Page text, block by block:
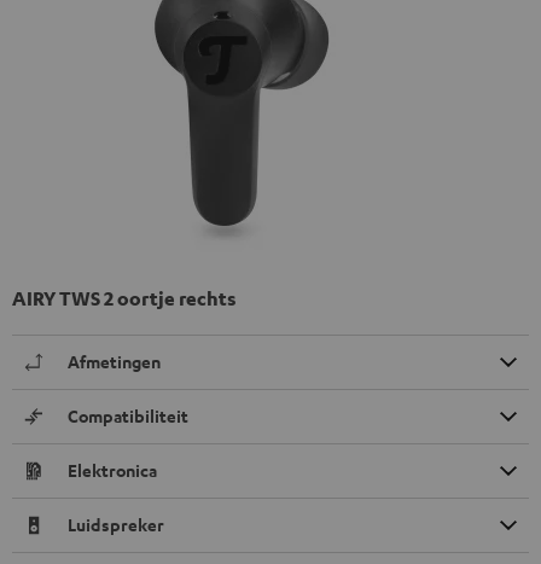
AIRY TWS 2 oortje rechts
Afmetingen
Compatibiliteit
Elektronica
Luidspreker